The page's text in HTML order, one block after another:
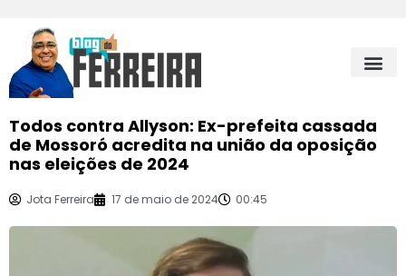
Todos contra Allyson: Ex-prefeita cassada
de Mossoró acredita na união da oposição
nas eleições de 2024
Jota Ferreira 17 de maio de 2024 00:45